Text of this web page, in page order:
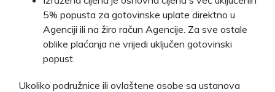
5% popusta za gotovinske uplate direktno u
Agenciji ili na žiro račun Agencije. Za sve ostale
oblike plaćanja ne vrijedi uključen gotovinski
popust.
Ukoliko podružnice ili ovlaštene osobe sa ustanova